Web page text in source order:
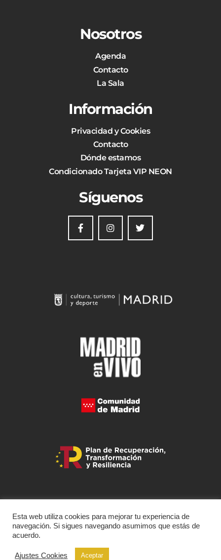
Nosotros
Agenda
Contacto
La Sala
Información
Privacidad y Cookies
Contacto
Dónde estamos
Condicionado Tarjeta VIP NEON
Síguenos
Esta web utiliza cookies para mejorar tu experiencia de
navegación. Si sigues navegando asumimos que estás de
acuerdo.
Ajustes Cookies Aceptar